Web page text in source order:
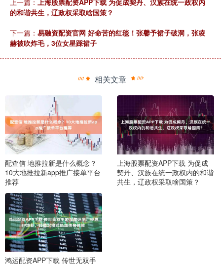
上一篇： 上海股票配资APP下载 为促成契丹、汉族在统一政权内
的和谐共生，辽政权采取啥国策？
下一篇： 易融资配资官网 好命苦的红毯！张馨予裙子破洞，张凌
赫被吹炸毛，3位女星踩裙子
相关文章
配查信 地推拉新是什么概念？
10大地推拉新app推广接单平台
推荐
上海股票配资APP下载 为促成
契丹、汉族在统一政权内的和谐
共生，辽政权采取啥国策？
鸿运配资APP下载 传世无双手